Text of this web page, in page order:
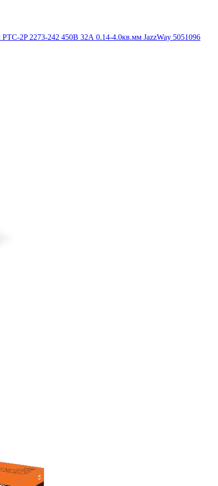
2P 2273-242 450В 32А 0.14-4.0кв.мм JazzWay 5051096